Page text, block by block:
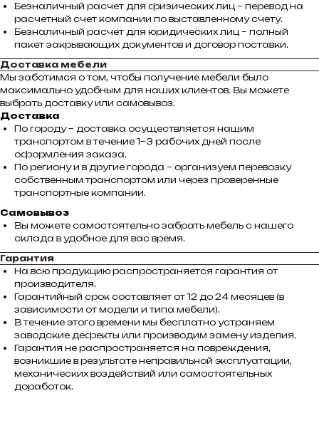
Безналичный расчет для физических лиц – перевод на
расчетный счет компании по выставленному счету.
Безналичный расчет для юридических лиц – полный
пакет закрывающих документов и договор поставки.
Доставка мебели
Мы заботимся о том, чтобы получение мебели было
максимально удобным для наших клиентов. Вы можете
выбрать доставку или самовывоз.
Доставка
По городу – доставка осуществляется нашим
транспортом в течение 1–3 рабочих дней после
оформления заказа.
По региону и в другие города – организуем перевозку
собственным транспортом или через проверенные
транспортные компании.
Самовывоз
Вы можете самостоятельно забрать мебель с нашего
склада в удобное для вас время.
Гарантия
На всю продукцию распространяется гарантия от
производителя.
Гарантийный срок составляет от 12 до 24 месяцев (в
зависимости от модели и типа мебели).
В течение этого времени мы бесплатно устраняем
заводские дефекты или производим замену изделия.
Гарантия не распространяется на повреждения,
возникшие в результате неправильной эксплуатации,
механических воздействий или самостоятельных
доработок.